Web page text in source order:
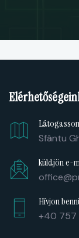
Sfântu
küldjön e-
Hívjon
+40 757